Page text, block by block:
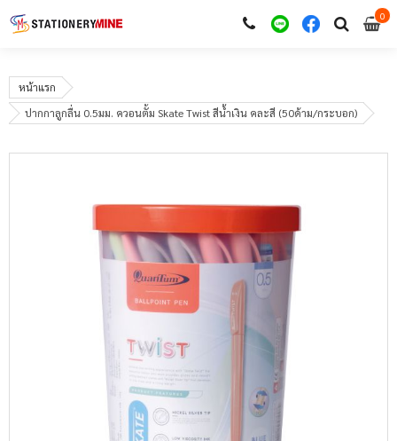
00
หน้าแรก
ปากกาลูกลื่น 0.5มม. ควอนตั้ม Skate Twist สีน้ำเงิน คละสี (50ด้าม/กระบอก)